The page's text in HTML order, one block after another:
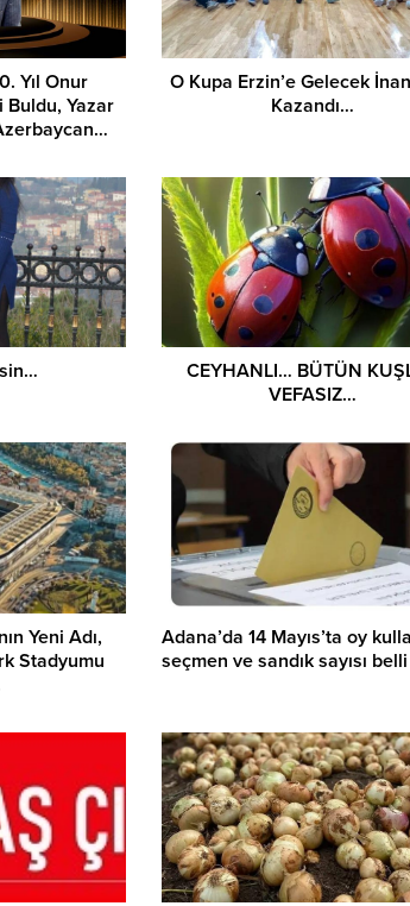
Yıl Onur
Yazar
O Kupa Erzin’e Gelecek
Kazandı…
CEYHANLI… BÜTÜN
VEFASIZ…
Yeni Adı,
Stadyumu
Adana’da 14 Mayıs’ta oy
seçmen ve sandık sayısı
Asuman Krause,